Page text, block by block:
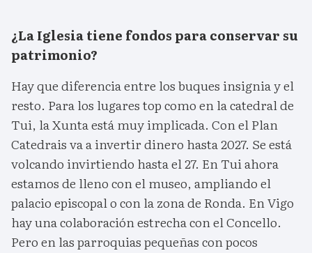
¿La Iglesia tiene fondos para conservar su
patrimonio?
Hay que diferencia entre los buques insignia y el
resto. Para los lugares top como en la catedral de
Tui, la Xunta está muy implicada. Con el Plan
Catedrais va a invertir dinero hasta 2027. Se está
volcando invirtiendo hasta el 27. En Tui ahora
estamos de lleno con el museo, ampliando el
palacio episcopal o con la zona de Ronda. En Vigo
hay una colaboración estrecha con el Concello.
Pero en las parroquias pequeñas con pocos